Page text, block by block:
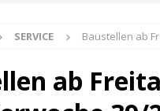
15. Februar 2026 ]
SERVICE Baustellen ab
ab